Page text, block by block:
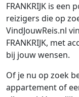
FRANKRIJK is
reizigers die op
VindJouwReis.nl
FRANKRIJK, met
bij jouw wensen.
Of je nu op zoek
appartement of